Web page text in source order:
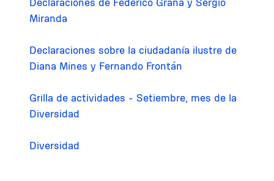
Miranda
Declaraciones sobre la ciudadanía ilustre de
Diana Mines y Fernando Frontán
Grilla de actividades - Setiembre, mes de la
Diversidad
Diversidad